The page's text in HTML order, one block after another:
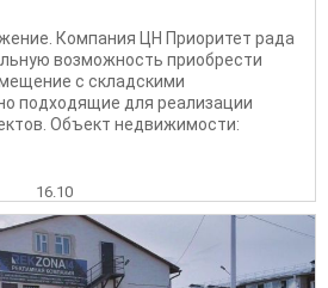
Компания ЦН Приоритет рада
возможность приобрести
с складскими
подходящие для реализации
Объект недвижимости:
16.10